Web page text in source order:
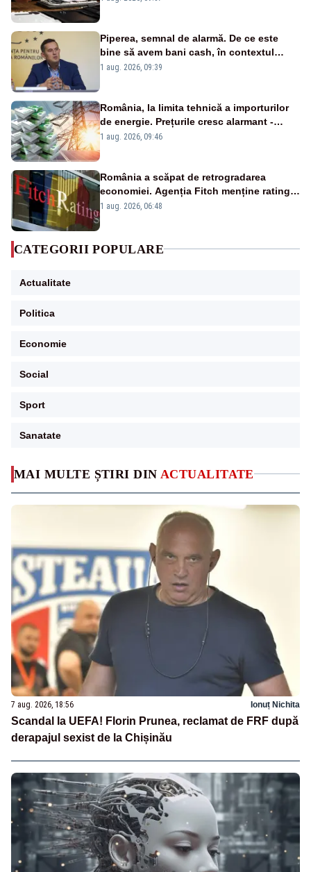
MAI MULTE ȘTIRI DIN ACTUALITATE
7 aug. 2026, 18:56 Ionuț Nichita
Scandal la UEFA! Florin Prunea, reclamat de FRF după
derapajul sexist de la Chișinău
Piperea, semnal de alarmă. De ce este
bine să avem bani cash, în contextul
alertei energetice?
1 aug. 2026, 09:39
România, la limita tehnică a importurilor
de energie. Prețurile cresc alarmant -
Analiză Realitatea Plus
1 aug. 2026, 09:46
România a scăpat de retrogradarea
economiei. Agenția Fitch menține ratingul
„BBB-” cu perspectivă negativă
1 aug. 2026, 06:48
CATEGORII POPULARE
Actualitate
Politica
Economie
Social
Sport
Sanatate